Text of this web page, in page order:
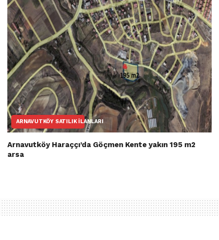
ARNAVUTKÖY SATILIK İLANLARI
Arnavutköy Haraççı’da Göçmen Kente yakın 195 m2
arsa